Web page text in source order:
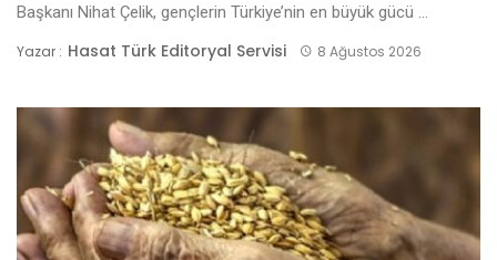
Başkanı Nihat Çelik, gençlerin Türkiye’nin en büyük gücü ...
Yazar : Hasat Türk Editoryal Servisi 8 Ağustos 2026